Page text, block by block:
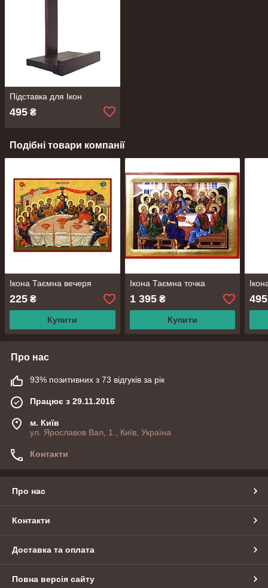
Підставка для Ікон
495 ₴
Подібні товари компанії
Ікона Таємна вечеря
225 ₴
Купити
Ікона Таємна точка
1 395₴
Купити
495
Про нас
93% позитивних з 73 відгуків за рік
Працює з 29.11.2016
м. Київ
ул. Ярославов Вал, 1., Київ, Україна
Контакти
Про нас
Контакти
Доставка та оплата
Повна версія сайту